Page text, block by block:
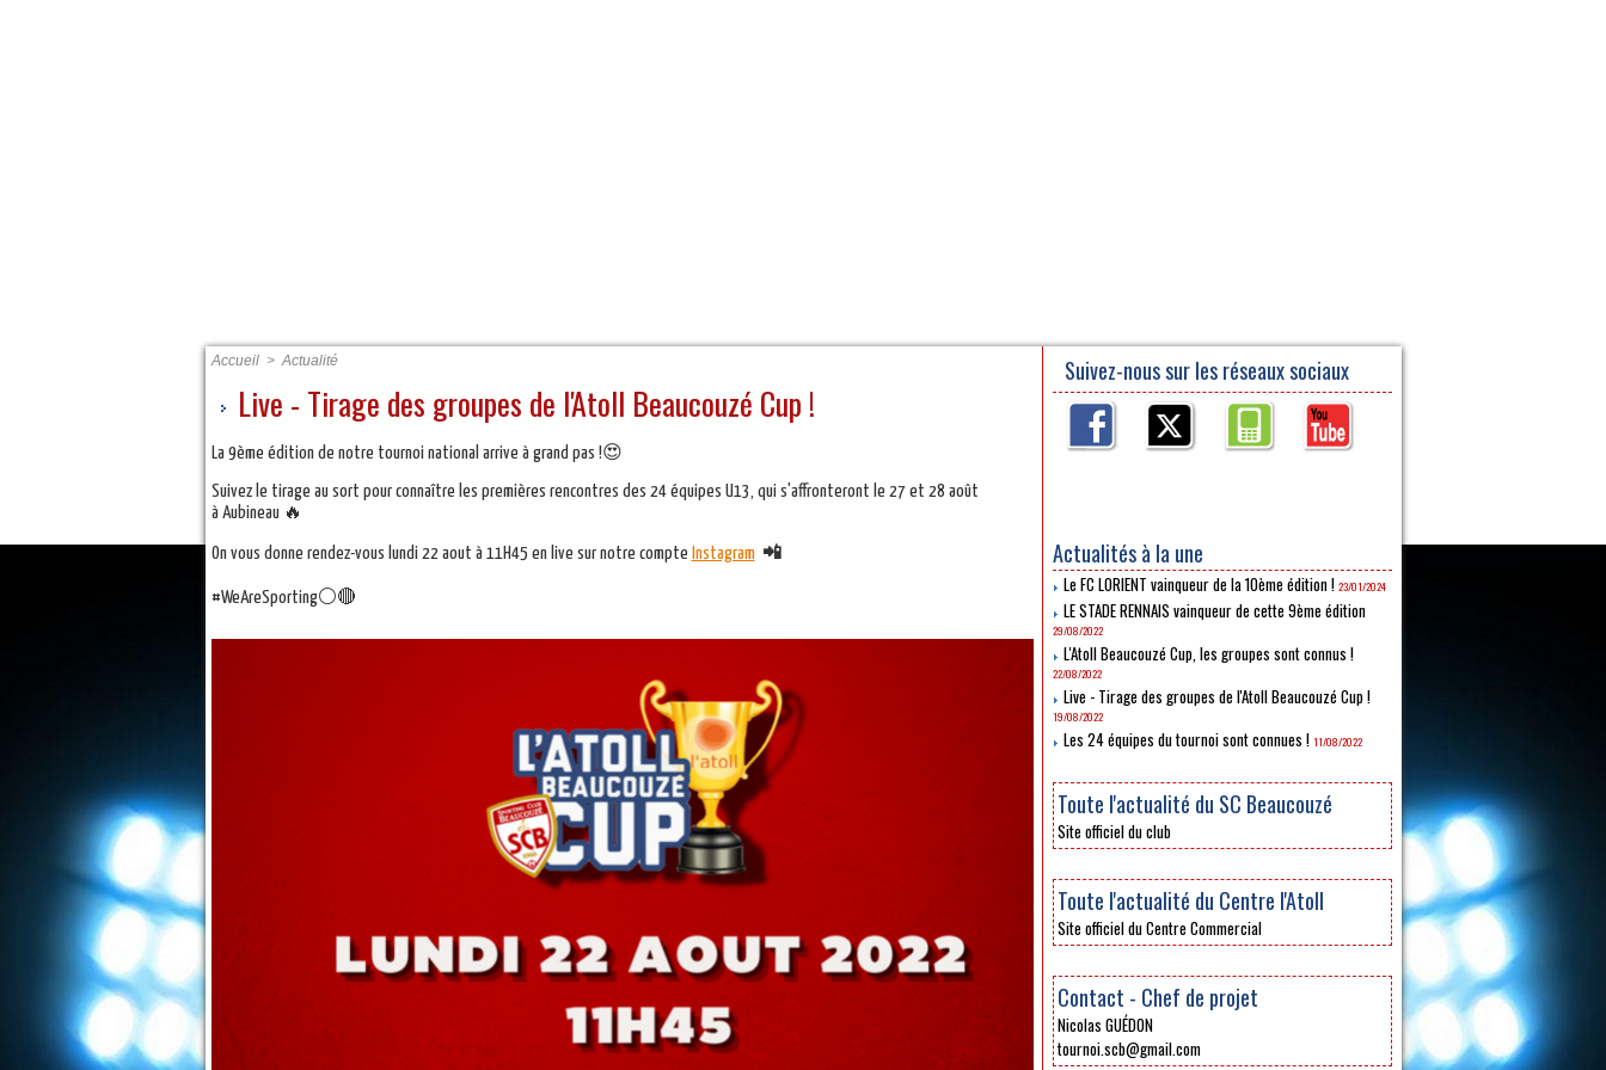
Accueil > Actualité
Live - Tirage des groupes de l'Atoll Beaucouzé Cup !
La 9ème édition de notre tournoi national arrive à grand pas !😍
Suivez le tirage au sort pour connaître les premières rencontres des 24 équipes U13, qui s'affronteront le 27 et 28 août
à Aubineau 🔥
On vous donne rendez-vous lundi 22 aout à 11H45 en live sur notre compte Instagram📲
#WeAreSporting⚪️🔴
Suivez-nous sur les réseaux sociaux
Actualités à la une
Le FC LORIENT vainqueur de la 10ème édition ! 23/01/2024
LE STADE RENNAIS vainqueur de cette 9ème édition
29/08/2022
L'Atoll Beaucouzé Cup, les groupes sont connus !
22/08/2022
Live - Tirage des groupes de l'Atoll Beaucouzé Cup !
19/08/2022
Les 24 équipes du tournoi sont connues ! 11/08/2022
Toute l'actualité du SC Beaucouzé
Site officiel du club
Toute l'actualité du Centre l'Atoll
Site officiel du Centre Commercial
Contact - Chef de projet
Nicolas GUÉDON
tournoi.scb@gmail.com